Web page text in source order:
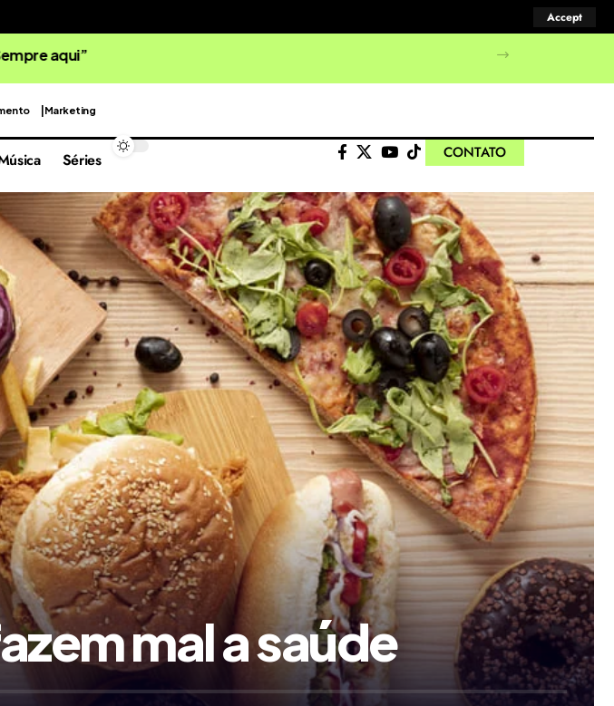
Accept
Marketing
Séries CONTATO
mal a saúde